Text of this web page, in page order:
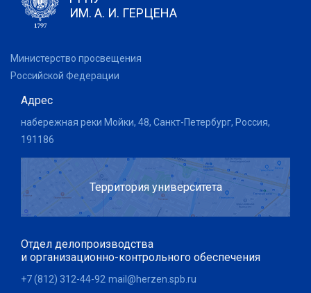
ИМ. А. И. ГЕРЦЕНА
Министерство просвещения
Российской Федерации
Адрес
набережная реки Мойки, 48, Санкт-Петербург, Россия,
191186
Территория университета
Отдел делопроизводства
и организационно-контрольного обеспечения
+7 (812) 312-44-92 mail@herzen.spb.ru